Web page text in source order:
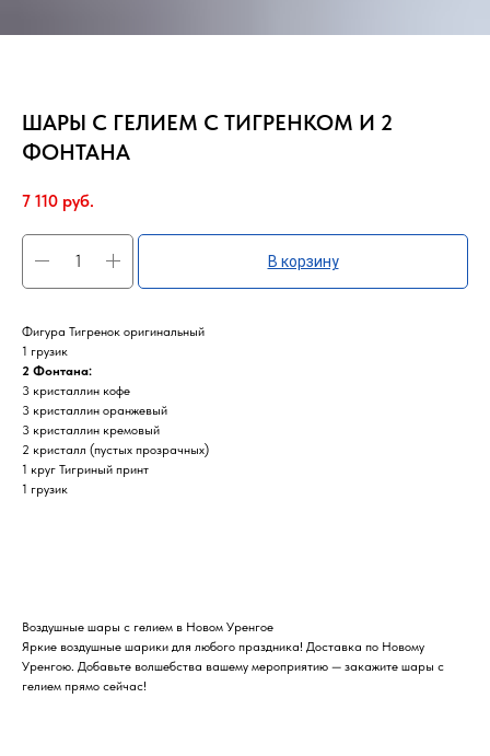
ШАРЫ С ГЕЛИЕМ С ТИГРЕНКОМ И 2
ФОНТАНА
7 110 руб.
В корзину
Фигура Тигренок оригинальный
1 грузик
2 Фонтана:
3 кристаллин кофе
3 кристаллин оранжевый
3 кристаллин кремовый
2 кристалл (пустых прозрачных)
1 круг Тигриный принт
1 грузик
Воздушные шары с гелием в Новом Уренгое
Яркие воздушные шарики для любого праздника! Доставка по Новому
Уренгою. Добавьте волшебства вашему мероприятию — закажите шары с
гелием прямо сейчас!